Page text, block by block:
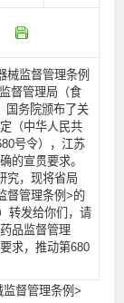
械监督管理条例
督管理局（食
国务院颁布了关
（中华人民共
号令），江苏
的宣贯要求。
究，现将省局
督管理条例>的
转发给你们，请
品监督管理
求，推动第680
督管理条例>